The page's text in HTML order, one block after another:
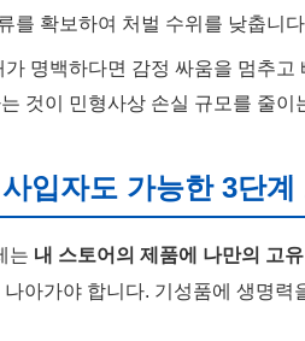
를 확보하여 처벌 수위를 낮춥니
명백하다면 감정 싸움을 멈추고
것이 민형사상 손실 규모를 줄이
입자도 가능한 3단
는 내 스토어의 제품에 나만의 고
나아가야 합니다. 기성품에 생명력